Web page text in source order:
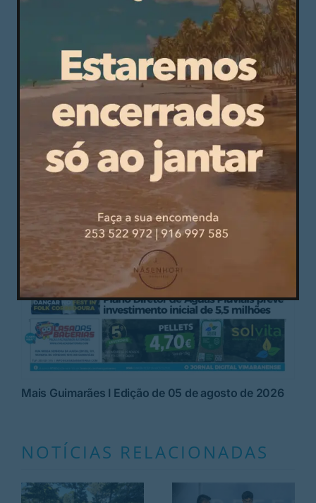
Mais Guimarães I Edição de 05 de agosto de 2026
NOTÍCIAS RELACIONADAS